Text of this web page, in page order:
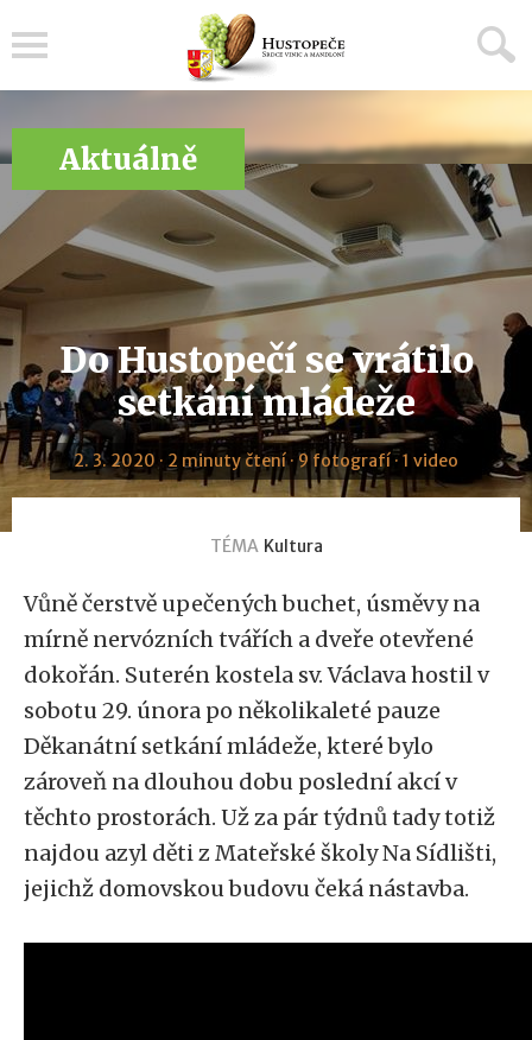
Aktuálně
Do Hustopečí se vrátilo
setkání mládeže
2. 3. 2020 · 2 minuty čtení · 9 fotografí · 1 video
TÉMA Kultura
Vůně čerstvě upečených buchet, úsměvy na
mírně nervózních tvářích a dveře otevřené
dokořán. Suterén kostela sv. Václava hostil v
sobotu 29. února po několikaleté pauze
Děkanátní setkání mládeže, které bylo
zároveň na dlouhou dobu poslední akcí v
těchto prostorách. Už za pár týdnů tady totiž
najdou azyl děti z Mateřské školy Na Sídlišti,
jejichž domovskou budovu čeká nástavba.